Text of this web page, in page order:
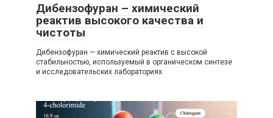
Дибензофуран – химический
реактив высокого качества и
чистоты
Дибензофуран — химический реактив с высокой
стабильностью, используемый в органическом синтезе
и исследовательских лабораториях.